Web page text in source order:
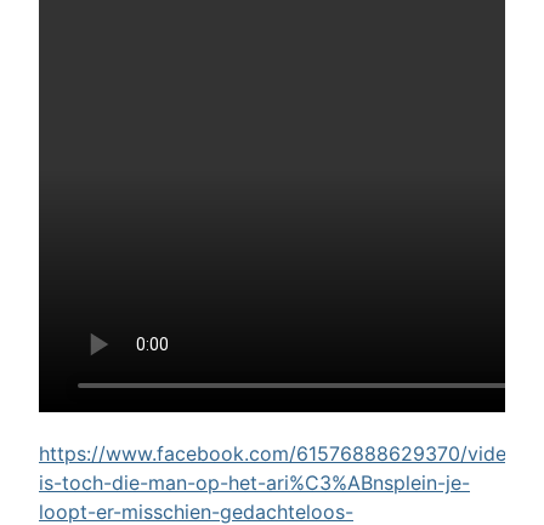
https://www.facebook.com/61576888629370/videos/
is-toch-die-man-op-het-ari%C3%ABnsplein-je-
loopt-er-misschien-gedachteloos-